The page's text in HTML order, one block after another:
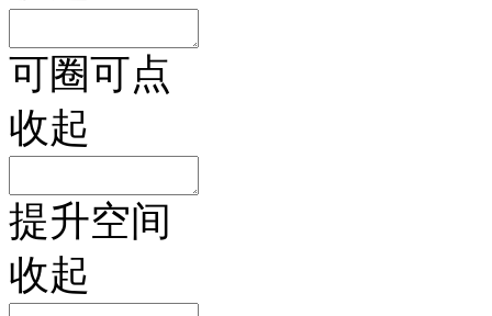
可圈可点
收起
提升空间
收起